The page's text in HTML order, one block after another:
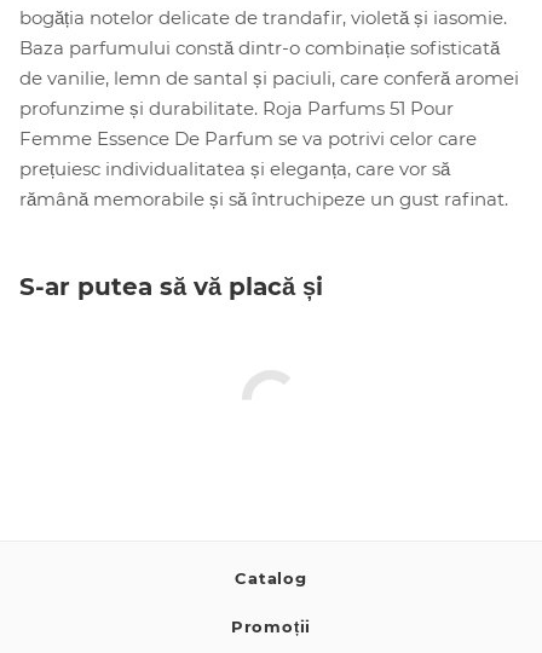
bogăția notelor delicate de trandafir, violetă și iasomie.
Baza parfumului constă dintr-o combinație sofisticată
de vanilie, lemn de santal și paciuli, care conferă aromei
profunzime și durabilitate. Roja Parfums 51 Pour
Femme Essence De Parfum se va potrivi celor care
prețuiesc individualitatea și eleganța, care vor să
rămână memorabile și să întruchipeze un gust rafinat.
S-ar putea să vă placă și
Catalog
Promoții